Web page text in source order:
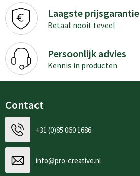
Laagste prijsgarantie
Betaal nooit teveel
Persoonlijk advies
Kennis in producten
Contact
+31 (0)85 060 1686
info@pro-creative.nl